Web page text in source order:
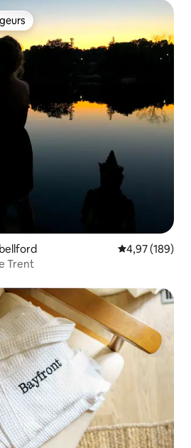
les plus appréciés
Évaluation
4,97 (189)
Trent